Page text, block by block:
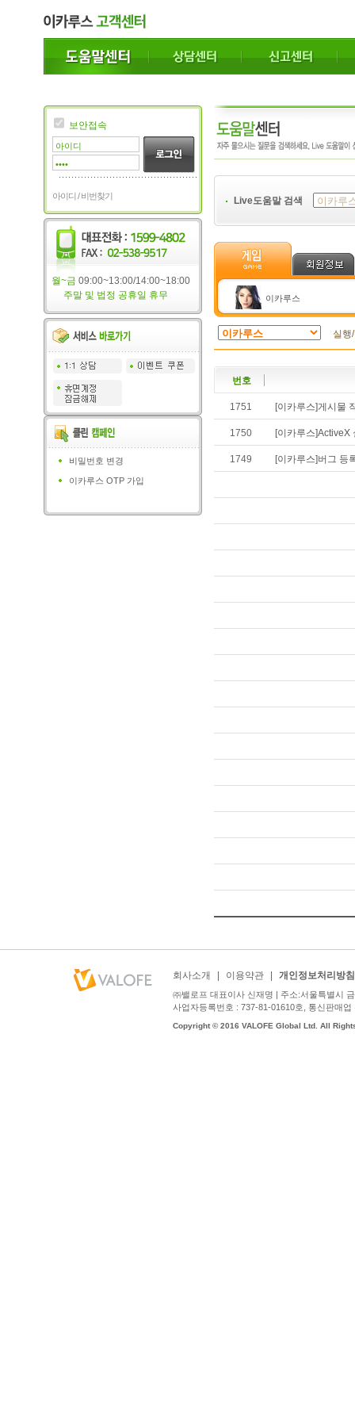
보안접속
아이디 / 비번찾기
월~금 09:00~13:00/14:00~18:00
주말 및 법정 공휴일 휴무
비밀번호 변경
이카루스 OTP 가입
Live도움말 검색
이카루스
실행
번호
1751 [이카루스]게시물
1750 [이카루스]ActiveX
1749 [이카루스]버그 등
회사소개 이용약관 개인정보처리방침
㈜밸로프 대표이사 신재명 | 주소:서울특별시
사업자등록번호 : 737-81-01610호, 통신판매
Copyright © 2016 VALOFE Global Ltd. All